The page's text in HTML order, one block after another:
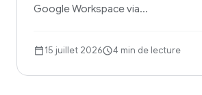
Google Workspace via…
15 juillet 2026 4 min de lecture